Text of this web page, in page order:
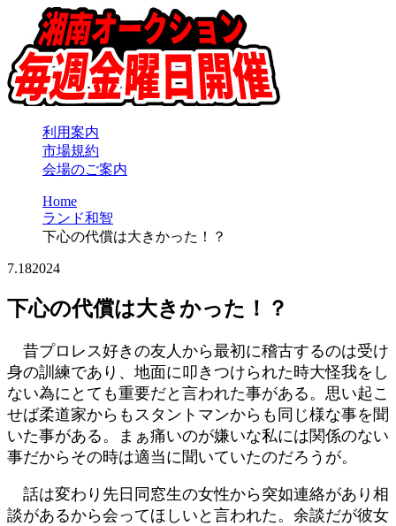
利用案内
市場規約
会場のご案内
Home
ランド和智
下心の代償は大きかった！？
7.182024
下心の代償は大きかった！？
昔プロレス好きの友人から最初に稽古するのは受け
身の訓練であり、地面に叩きつけられた時大怪我をし
ない為にとても重要だと言われた事がある。思い起こ
せば柔道家からもスタントマンからも同じ様な事を聞
いた事がある。まぁ痛いのが嫌いな私には関係のない
事だからその時は適当に聞いていたのだろうが。
話は変わり先日同窓生の女性から突如連絡があり相
談があるから会ってほしいと言われた。余談だが彼女